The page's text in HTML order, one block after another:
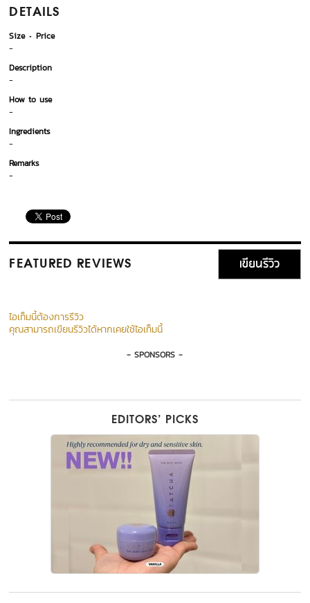
DETAILS
Size
Price
-
Description
-
How to use
-
Ingredients
-
Remarks
-
FEATURED REVIEWS เขียนรีวิว
ไอเท็มนี้ต้องการรีวิว
คุณสามารถเขียนรีวิวได้หากเคยใช้ไอเท็มนี้
- SPONSORS -
EDITORS’ PICKS